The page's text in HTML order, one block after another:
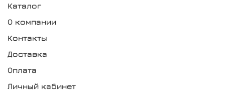
Каталог
О компании
Контакты
Доставка
Оплата
Личный кабинет